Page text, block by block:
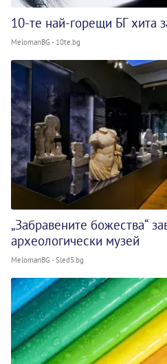
10-те най-горещи БГ хита
MelomanBG - 10te.bg
„Забравените божества“
археологически музей
MelomanBG - Sled5.bg